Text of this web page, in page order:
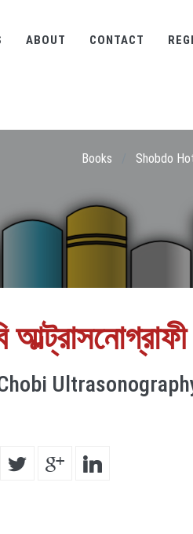
ABOUT CONTACT
Books Shobdo
আল্ট্রাসনোগ্রাফী